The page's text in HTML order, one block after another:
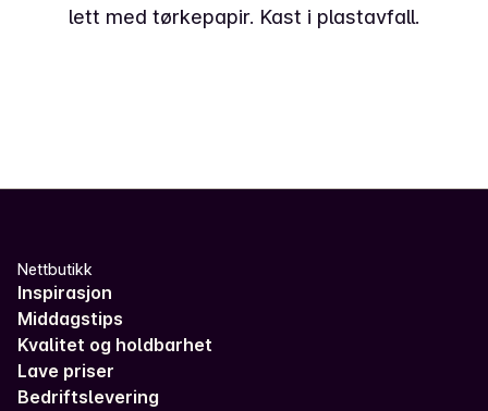
lett med tørkepapir. Kast i plastavfall.
Nettbutikk
Inspirasjon
Middagstips
Kvalitet og holdbarhet
Lave priser
Bedriftslevering